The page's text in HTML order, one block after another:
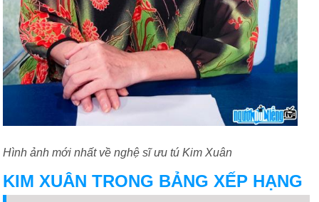
Hình ảnh mới nhất về nghệ sĩ ưu tú Kim Xuân
KIM XUÂN TRONG BẢNG XẾP HẠNG